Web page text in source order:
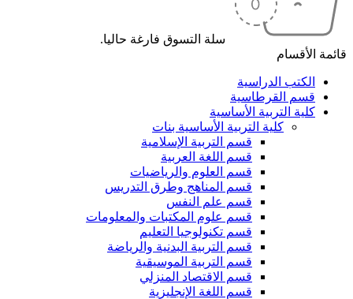
سلة التسوق فارغة حاليا.
قائمة الأقسام
الكتب الدراسية
قسم القرطاسية
كلية التربية الأساسية
كلية التربية الأساسية بنات
قسم التربية الإسلامية
قسم اللغة العربية
قسم العلوم والرياضيات
قسم المناهج وطرق التدريس
قسم علم النفس
قسم علوم المكتبات والمعلومات
قسم تكنولوجيا التعليم
قسم التربية البدنية والرياضة
قسم التربية الموسيقية
قسم الاقتصاد المنزلي
قسم اللغة الإنجليزية